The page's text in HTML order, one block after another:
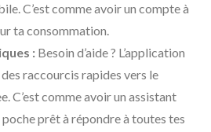
C’est comme avoir un compte à
ta consommation.
: Besoin d’aide ? L’application
raccourcis rapides vers le
C’est comme avoir un assistant
prêt à répondre à toutes tes